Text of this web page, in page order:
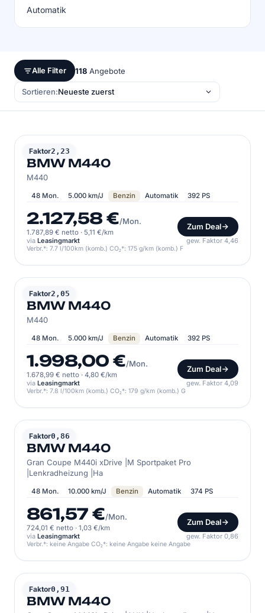
Automatik
Alle Filter 118 Angebote
Sortieren:
Faktor2,23
BMW
BMW M440
M440
48 Mon. 5.000 km/J Benzin Automatik 392 PS
2.127,58 €/Mon.
1.787,89 € netto · 5,11 €/km
Zum Deal
via Leasingmarkt gew. Faktor 4,46
Verbr.*: 7.7 l/100km (komb.) CO₂*: 175 g/km (komb.) F
Faktor2,05
BMW
BMW M440
M440
48 Mon. 5.000 km/J Benzin Automatik 392 PS
1.998,00 €/Mon.
1.678,99 € netto · 4,80 €/km
Zum Deal
via Leasingmarkt gew. Faktor 4,09
Verbr.*: 7.8 l/100km (komb.) CO₂*: 179 g/km (komb.) G
Faktor0,86
BMW
BMW M440
Gran Coupe M440i xDrive |M Sportpaket Pro
|Lenkradheizung |Ha
48 Mon. 10.000 km/J Benzin Automatik 374 PS
861,57 €/Mon.
724,01 € netto · 1,03 €/km
Zum Deal
via Leasingmarkt gew. Faktor 0,86
Verbr.*: keine Angabe CO₂*: keine Angabe keine Angabe
Faktor0,91
BMW
BMW M440